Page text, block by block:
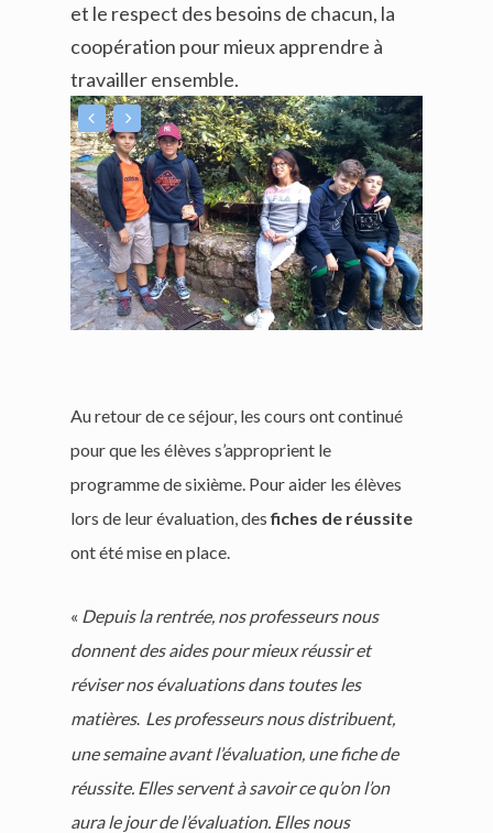
et le respect des besoins de chacun, la
coopération pour mieux apprendre à
travailler ensemble.
Au retour de ce séjour, les cours ont continué
pour que les élèves s’approprient le
programme de sixième. Pour aider les élèves
lors de leur évaluation, desfiches de réussite
ont été mise en place.
« Depuis la rentrée, nos professeurs nous
donnent des aides pour mieux réussir et
réviser nos évaluations dans toutes les
matières. Les professeurs nous distribuent,
une semaine avant l’évaluation, une fiche de
réussite. Elles servent à savoir ce qu’on l’on
aura le jour de l’évaluation. Elles nous